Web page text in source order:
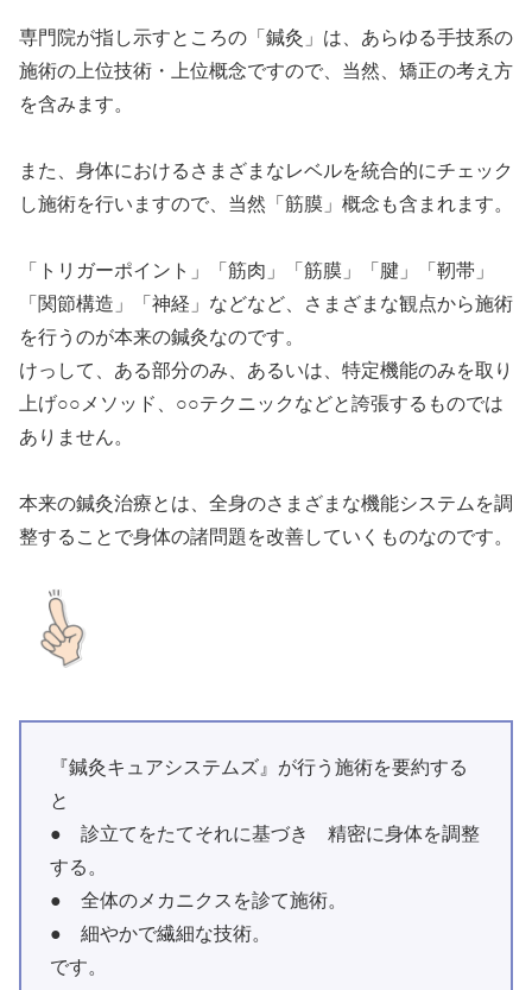
専門院が指し示すところの「鍼灸」は、あらゆる手技系の
施術の上位技術・上位概念ですので、当然、矯正の考え方
を含みます。
また、身体におけるさまざまなレベルを統合的にチェック
し施術を行いますので、当然「筋膜」概念も含まれます。
「トリガーポイント」「筋肉」「筋膜」「腱」「靭帯」
「関節構造」「神経」などなど、さまざまな観点から施術
を行うのが本来の鍼灸なのです。
けっして、ある部分のみ、あるいは、特定機能のみを取り
上げ○○メソッド、○○テクニックなどと誇張するものでは
ありません。
本来の鍼灸治療とは、全身のさまざまな機能システムを調
整することで身体の諸問題を改善していくものなのです。
『鍼灸キュアシステムズ』が行う施術を要約する
と
● 診立てをたてそれに基づき 精密に身体を調整
する。
● 全体のメカニクスを診て施術。
● 細やかで繊細な技術。
です。